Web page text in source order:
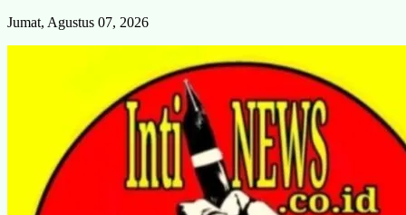
Skip
Jumat, Agustus 07, 2026